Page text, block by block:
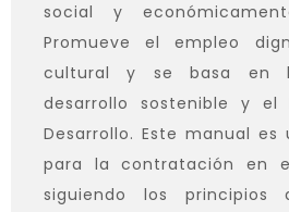
social y
Promueve el empleo
cultural y se basa en
desarrollo sostenible y el
Desarrollo. Este manual
para la contratación en
siguiendo los principios